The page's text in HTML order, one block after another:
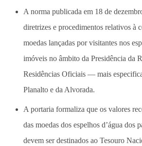
A norma publicada em 18 de
diretrizes e procedimentos relativos à
moedas lançadas por visitantes nos
imóveis no âmbito da Presidência da
Residências Oficiais — mais
Planalto e da Alvorada.
A portaria formaliza que os valores
das moedas dos espelhos d’água dos
devem ser destinados ao Tesouro